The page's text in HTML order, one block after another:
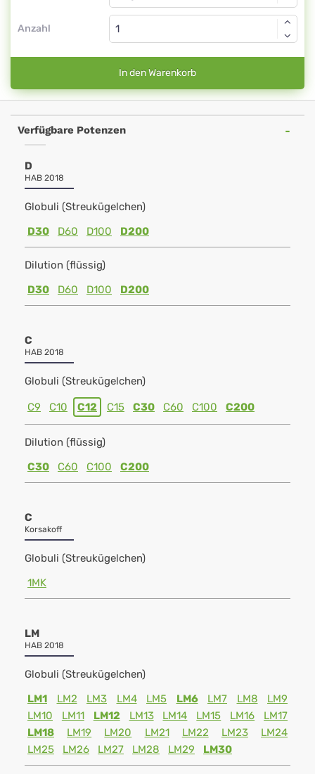
Anzahl
In den Warenkorb
Verfügbare Potenzen
D
HAB 2018
Globuli (Streukügelchen)
D30
D60 D100 D200
Dilution (flüssig)
D30
D60 D100 D200
C
HAB 2018
Globuli (Streukügelchen)
C9 C10 C12 C15 C30 C60 C100 C200
Dilution (flüssig)
C30
C60 C100 C200
C
Korsakoff
Globuli (Streukügelchen)
1MK
LM
HAB 2018
Globuli (Streukügelchen)
LM1
LM2 LM3 LM4 LM5 LM6 LM7 LM8
LM9
LM10
LM11 LM12 LM13 LM14 LM15 LM16
LM17
LM18
LM19 LM20 LM21 LM22 LM23
LM24
LM25
LM26 LM27 LM28 LM29 LM30